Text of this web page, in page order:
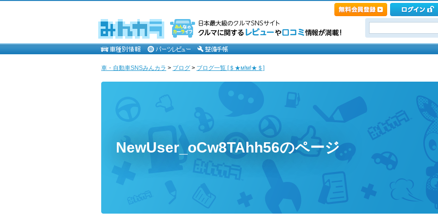
車・自動車SNSみんカラ > ブログ > ブログ一覧 [＄★м!м!★＄]
NewUser_oCw8TAhh56のページ